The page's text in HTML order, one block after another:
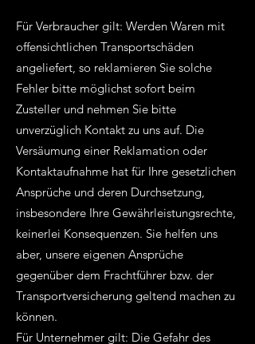
Für Verbraucher gilt: Werden Waren mit
offensichtlichen Transportschäden
angeliefert, so reklamieren Sie solche
Fehler bitte möglichst sofort beim
Zusteller und nehmen Sie bitte
unverzüglich Kontakt zu uns auf. Die
Versäumung einer Reklamation oder
Kontaktaufnahme hat für Ihre gesetzlichen
Ansprüche und deren Durchsetzung,
insbesondere Ihre Gewährleistungsrechte,
keinerlei Konsequenzen. Sie helfen uns
aber, unsere eigenen Ansprüche
gegenüber dem Frachtführer bzw. der
Transportversicherung geltend machen zu
können.
Für Unternehmer gilt: Die Gefahr des